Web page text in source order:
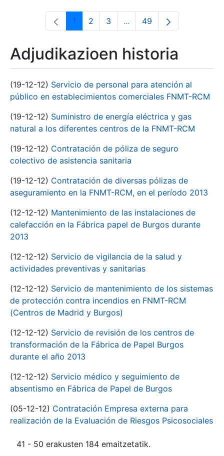
Orrialdea
1 Orrialdea
2 Orrialdea
3 ...Intermediate Pages Use
Orrialdea
49
Adjudikazioen historia
(19-12-12) Servicio de personal para atención al
público en establecimientos comerciales FNMT-RCM
(19-12-12) Suministro de energía eléctrica y gas
natural a los diferentes centros de la FNMT-RCM
(19-12-12) Contratación de póliza de seguro
colectivo de asistencia sanitaria
(19-12-12) Contratación de diversas pólizas de
aseguramiento en la FNMT-RCM, en el período 2013
(12-12-12) Mantenimiento de las instalaciones de
calefacción en la Fábrica papel de Burgos durante
2013
(12-12-12) Servicio de vigilancia de la salud y
actividades preventivas y sanitarias
(12-12-12) Servicio de mantenimiento de los sistemas
de protección contra incendios en FNMT-RCM
(Centros de Madrid y Burgos)
(12-12-12) Servicio de revisión de los centros de
transformación de la Fábrica de Papel Burgos
durante el año 2013
(12-12-12) Servicio médico y seguimiento de
absentismo en Fábrica de Papel de Burgos
(05-12-12) Contratación Empresa externa para
realización de la Evaluación de Riesgos Psicosociales
41 - 50 erakusten 184 emaitzetatik.